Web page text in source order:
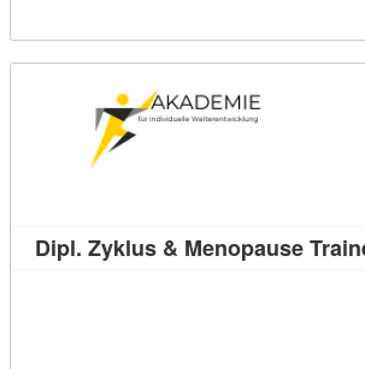
Dipl. Zyklus & Menopause